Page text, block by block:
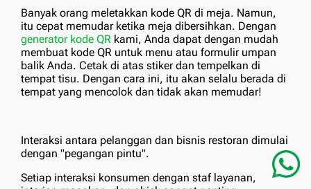
Banyak orang meletakkan kode QR di meja. Namun,
itu cepat memudar ketika meja dibersihkan. Dengan
generator kode QR kami, Anda dapat dengan mudah
membuat kode QR untuk menu atau formulir umpan
balik Anda. Cetak di atas stiker dan tempelkan di
tempat tisu. Dengan cara ini, itu akan selalu berada di
tempat yang mencolok dan tidak akan memudar!
Interaksi antara pelanggan dan bisnis restoran dimulai
dengan "pegangan pintu".
Setiap interaksi konsumen dengan staf layanan,